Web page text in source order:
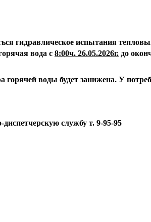
гидравлическое испытания
вода с 8:00ч. 26.05.2026г. до
горячей воды будет занижена. У
диспетчерскую службу т. 9-95-95